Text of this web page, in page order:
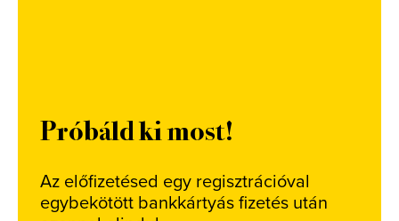
Próbáld ki most!
Az előfizetésed egy regisztrációval
egybekötött bankkártyás fizetés után